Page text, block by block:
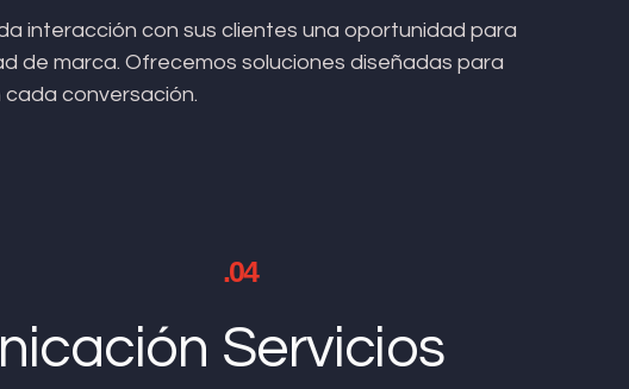
interacción con sus clientes una oportunidad para
de marca. Ofrecemos soluciones diseñadas para
conversación.
.04
Servicios